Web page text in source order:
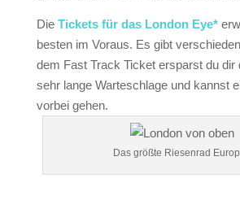
Die Tickets für das London Eye*
besten im Voraus. Es gibt
dem Fast Track Ticket ersparst du dir
sehr lange Warteschlage und kannst
vorbei gehen.
Das größte Riesenrad